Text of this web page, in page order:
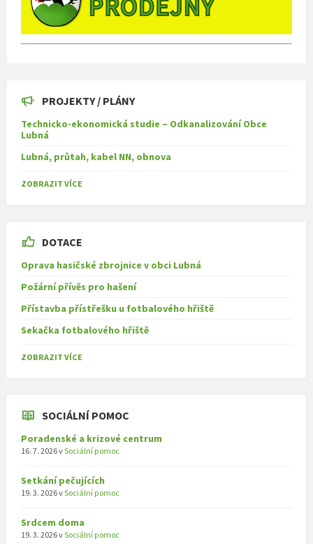
PROJEKTY / PLÁNY
Technicko-ekonomická studie – Odkanalizování Obce
Lubná
Lubná, průtah, kabel NN, obnova
ZOBRAZIT VÍCE
DOTACE
Oprava hasičské zbrojnice v obci Lubná
Požární přívěs pro hašení
Přístavba přístřešku u fotbalového hřiště
Sekačka fotbalového hřiště
ZOBRAZIT VÍCE
SOCIÁLNÍ POMOC
Poradenské a krizové centrum
16. 7. 2026vSociální pomoc
Setkání pečujících
19. 3. 2026vSociální pomoc
Srdcem doma
19. 3. 2026vSociální pomoc